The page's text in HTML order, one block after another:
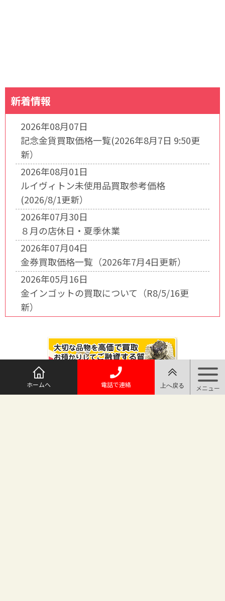
新着情報
2026年08月07日
記念金貨買取価格一覧(2026年8月7日 9:50更
新）
2026年08月01日
ルイヴィトン未使用品買取参考価格
(2026/8/1更新）
2026年07月30日
８月の店休日・夏季休業
2026年07月04日
金券買取価格一覧（2026年7月4日更新）
2026年05月16日
金インゴットの買取について（R8/5/16更
新）
ホームへ 電話で連絡